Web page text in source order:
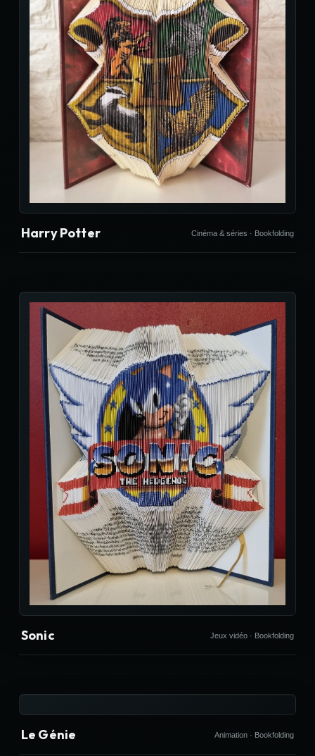
Harry Potter Cinéma & séries · Bookfolding
Sonic Jeux vidéo · Bookfolding